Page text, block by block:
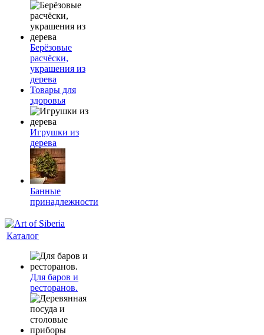
Берёзовые
расчёски,
украшения из
дерева
Товары для
здоровья
Игрушки из
дерева
Банные
принадлежности
Каталог
Для баров и
ресторанов.